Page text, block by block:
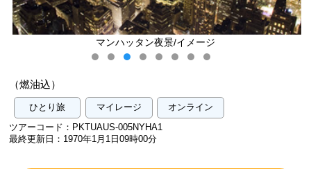
マンハッタン夜景/イメージ
（燃油込）
ひとり旅 マイレージ
オンライン
ツアーコード：PKTUAUS-005NYHA1
最終更新日：1970年1月1日09時00分